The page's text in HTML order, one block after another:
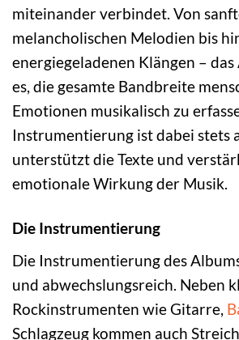
miteinander verbindet. Von
melancholischen Melodien bis
energiegeladenen Klängen –
es, die gesamte Bandbreite
Emotionen musikalisch zu
Instrumentierung ist dabei stets
unterstützt die Texte und
emotionale Wirkung der Musik.
Die Instrumentierung
Die Instrumentierung des
und abwechslungsreich. Neben
Rockinstrumenten wie Gitarre,
Schlagzeug kommen auch